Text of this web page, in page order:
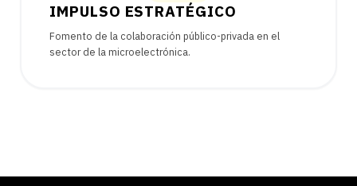
IMPULSO ESTRATÉGICO
Fomento de la colaboración público-privada en el
sector de la microelectrónica.